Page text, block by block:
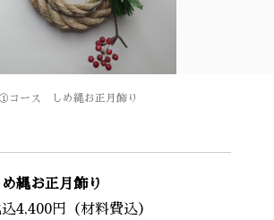
①コース しめ縄お正月飾り
縄お正月飾り
4,400円（材料費込）